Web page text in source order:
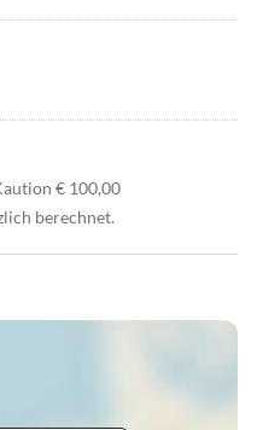
€ 100,00
berechnet.